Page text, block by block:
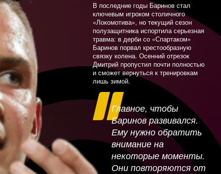
Соболев
Миранчук
Дацюк
Рублев
Зобнин
Баринов
Проворов
В последние годы Баринов стал
ключевым игроком столичного
«Локомотива», но текущий сезон
полузащитника испортила серьезная
травма: в дерби со «Спартаком»
Баринов порвал крестообразную
связку колена. Осенний отрезок
Дмитрий пропустил почти полностью
и сможет вернуться к тренировкам
лишь зимой.
Главное, чтобы
Баринов развивался.
Ему нужно обратить
внимание на
некоторые моменты.
Они повторяются от